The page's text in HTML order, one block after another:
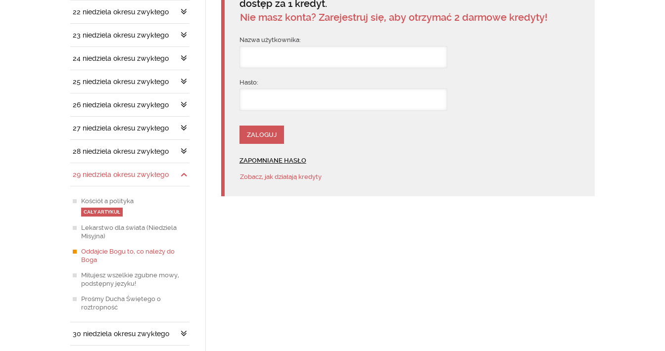
22 niedziela okresu zwykłego
23 niedziela okresu zwykłego
24 niedziela okresu zwykłego
25 niedziela okresu zwykłego
26 niedziela okresu zwykłego
27 niedziela okresu zwykłego
28 niedziela okresu zwykłego
29 niedziela okresu zwykłego
Kościół a polityka
CAŁY ARTYKUŁ
Lekarstwo dla świata (Niedziela
Misyjna)
Oddajcie Bogu to, co należy do
Boga
Miłujesz wszelkie zgubne mowy,
podstępny języku!
Prośmy Ducha Świętego o
roztropność
30 niedziela okresu zwykłego
dostęp za 1 kredyt.
Nie masz konta? Zarejestruj się, aby otrzymać 2 darmowe kredyty!
Nazwa użytkownika:
Hasło:
ZAPOMNIANE HASŁO
Zobacz, jak działają kredyty